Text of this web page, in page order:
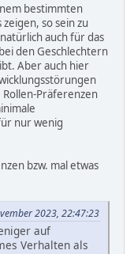
bestimmten
so sein zu
auch für das
den Geschlechtern
Aber auch hier
Rollen-Präferenzen
nur wenig
bzw. mal etwas
2023, 22:47:23
auf
Verhalten als